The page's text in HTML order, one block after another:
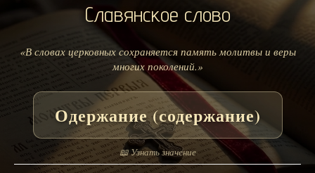
Славянское слово
«В словах церковных сохраняется память молитвы и веры
многих поколений.»
Одержание (содержание)
📖 Узнать значение